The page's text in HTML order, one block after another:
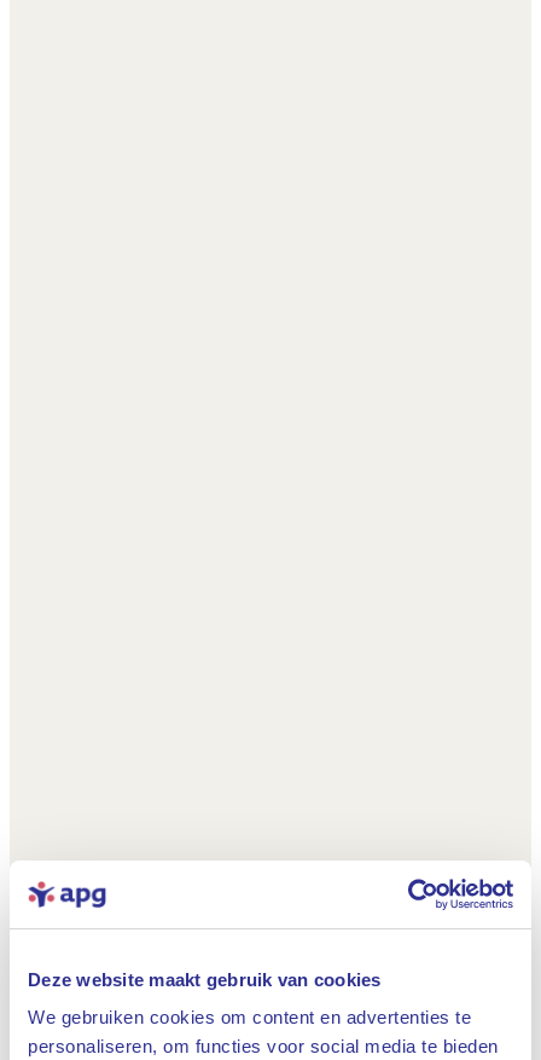
Deze website maakt gebruik van cookies
We gebruiken cookies om content en advertenties te
personaliseren, om functies voor social media te bieden